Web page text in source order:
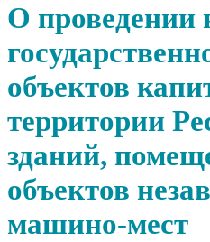
О проведении
объектов
территории
зданий,
объектов
машино-мест